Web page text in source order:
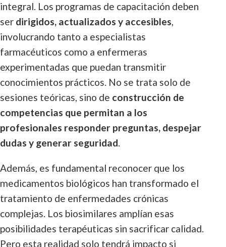
integral. Los programas de capacitación deben
ser dirigidos, actualizados y accesibles,
involucrando tanto a especialistas
farmacéuticos como a enfermeras
experimentadas que puedan transmitir
conocimientos prácticos. No se trata solo de
sesiones teóricas, sino de construcción de
competencias que permitan a los
profesionales responder preguntas, despejar
dudas y generar seguridad.
Además, es fundamental reconocer que los
medicamentos biológicos han transformado el
tratamiento de enfermedades crónicas
complejas. Los biosimilares amplían esas
posibilidades terapéuticas sin sacrificar calidad.
Pero esta realidad solo tendrá impacto si